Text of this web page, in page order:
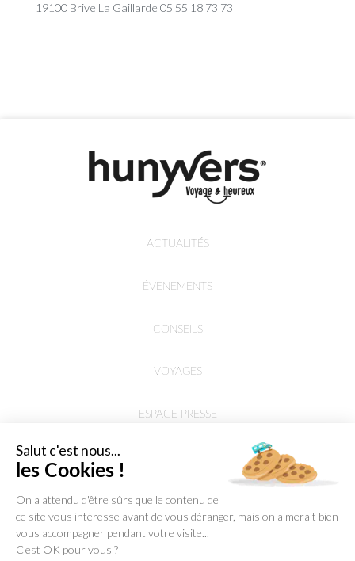
19100 Brive La Gaillarde 05 55 18 73 73
ACTUALITÉS
ÉVENEMENTS
CONSEILS
VOYAGES
ESPACE PRESSE
Salut c'est nous...
les Cookies !
On a attendu d'être sûrs que le contenu de
ce site vous intéresse avant de vous déranger, mais on aimerait bien
vous accompagner pendant votre visite...
C'est OK pour vous ?